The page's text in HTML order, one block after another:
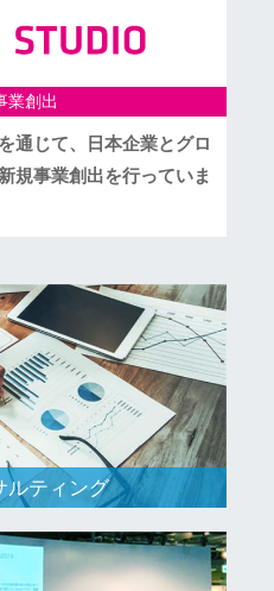
業創出
通じて、日本企業とグロ
規事業創出を行っていま
ルティング